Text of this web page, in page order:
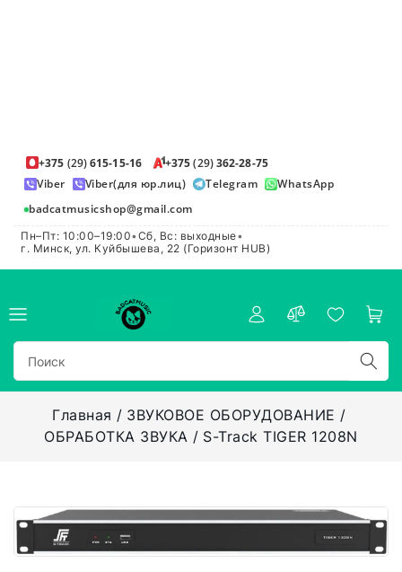
+375 (29)615-15-16 +375(29)362-28-75
Viber
Viber(для юр.лиц) Telegram
WhatsApp
badcatmusicshop@gmail.com
Пн–Пт: 10:00–19:00•Сб, Вс: выходные•
г. Минск, ул. Куйбышева, 22 (Горизонт HUB)
Главная
ЗВУКОВОЕ ОБОРУДОВАНИЕ
ОБРАБОТКА ЗВУКА
S-Track TIGER 1208N